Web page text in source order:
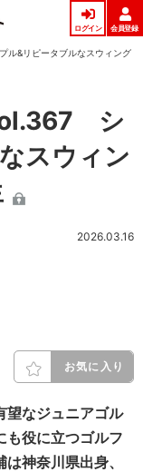
ログイン 会員登録
ル&リピータブルなスウィング
シ
スウィン
2026.03.16
お気に入り
望なジュニアゴル
も役に立つゴルフ
神奈川県出身、